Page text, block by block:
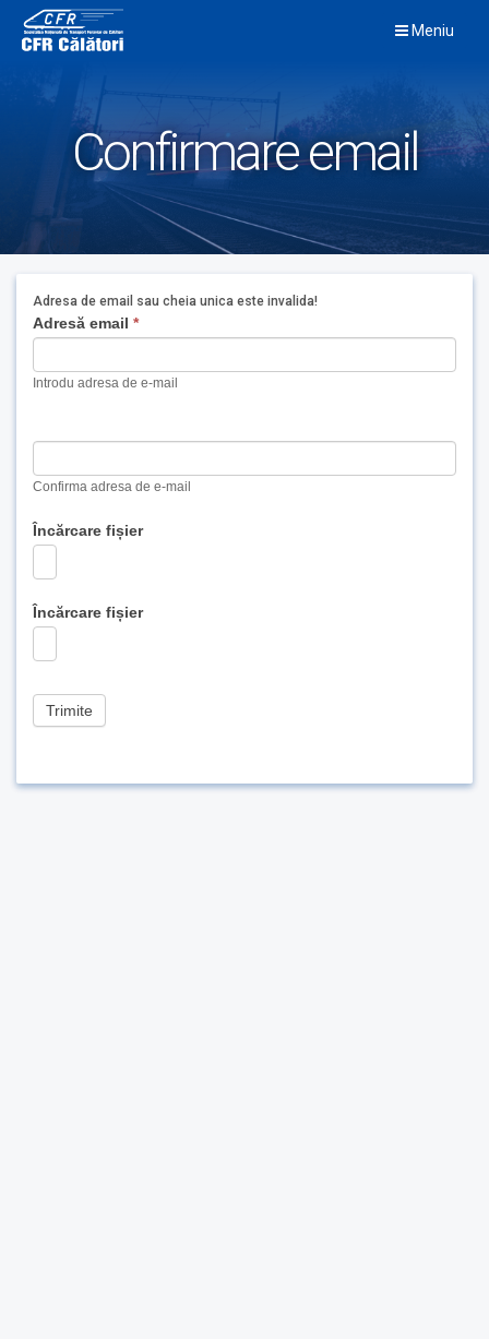
content
Meniu
Confirmare email
Adresa de email sau cheia unica este invalida!
If
you
are
human,
blank.
Adresă email *
Introdu adresa de e-mail
Confirma adresa de e-mail
Încărcare fișier
Încărcare fișier
Trimite